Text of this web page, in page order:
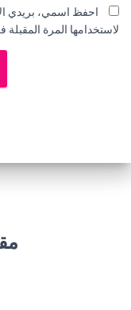
احفظ اسمي، بريدي
لاستخدامها المرة المقبلة